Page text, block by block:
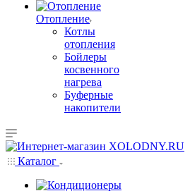
Отопление
Котлы
отопления
Бойлеры
косвенного
нагрева
Буферные
накопители
Каталог